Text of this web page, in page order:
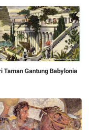
Taman Gantung Babylonia